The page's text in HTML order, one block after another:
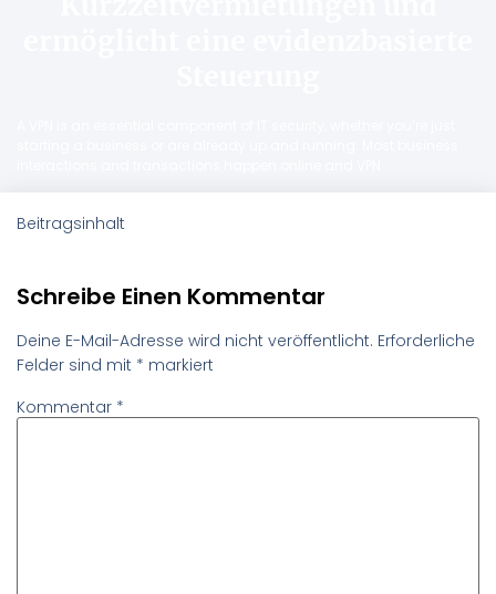
Beitragsinhalt
Schreibe Einen Kommentar
Deine E-Mail-Adresse wird nicht veröffentlicht. Erforderliche
Felder sind mit * markiert
Kommentar *